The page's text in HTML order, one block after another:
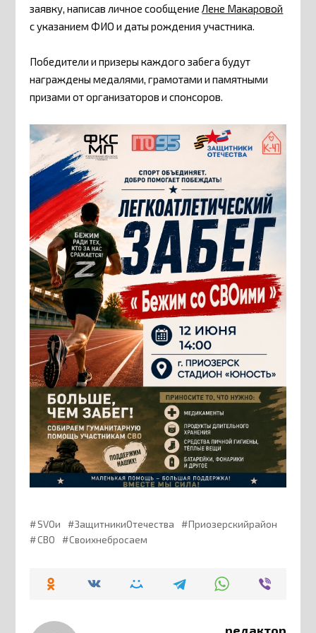
заявку, написав личное сообщениеЛене Макаровой
с указанием ФИО и даты рождения участника.
Победители и призеры каждого забега будут
награждены медалями, грамотами и памятными
призами от организаторов и спонсоров.
SVOи ЗащитникиОтечества
Приозерскийрайон
СВО
Своихнебросаем